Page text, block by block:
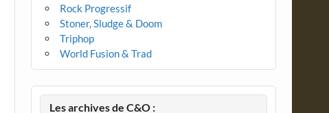
Rock Progressif
Stoner, Sludge & Doom
Triphop
World Fusion & Trad
Les archives de C&O :